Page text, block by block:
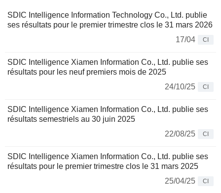
SDIC Intelligence Information Technology Co., Ltd. publie
ses résultats pour le premier trimestre clos le 31 mars 2026
17/04
CI
SDIC Intelligence Xiamen Information Co., Ltd. publie ses
résultats pour les neuf premiers mois de 2025
24/10/25
CI
SDIC Intelligence Xiamen Information Co., Ltd. publie ses
résultats semestriels au 30 juin 2025
22/08/25
CI
SDIC Intelligence Xiamen Information Co., Ltd. publie ses
résultats pour le premier trimestre clos le 31 mars 2025
25/04/25
CI